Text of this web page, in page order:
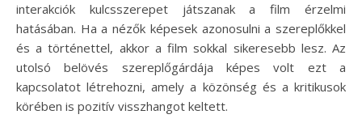
interakciók kulcsszerepet játszanak a film érzelmi
hatásában. Ha a nézők képesek azonosulni a szereplőkkel
és a történettel, akkor a film sokkal sikeresebb lesz. Az
utolsó belövés szereplőgárdája képes volt ezt a
kapcsolatot létrehozni, amely a közönség és a kritikusok
körében is pozitív visszhangot keltett.